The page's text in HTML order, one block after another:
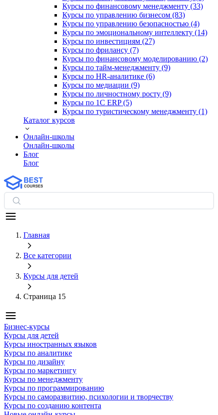
Курсы по финансовому менеджменту (33)
Курсы по управлению бизнесом (83)
Курсы по управлению безопасностью (4)
Курсы по эмоциональному интеллекту (14)
Курсы по инвестициям (27)
Курсы по фрилансу (7)
Курсы по финансовому моделированию (2)
Курсы по тайм-менеджменту (9)
Курсы по HR-аналитике (6)
Курсы по медиации (9)
Курсы по личностному росту (9)
Курсы по 1С ERP (5)
Курсы по туристическому менеджменту (1)
Каталог курсов
Онлайн-школы
Онлайн-школы
Блог
Блог
Главная
Все категории
Курсы для детей
Страница 15
Бизнес-курсы
Курсы для детей
Курсы иностранных языков
Курсы по аналитике
Курсы по дизайну
Курсы по маркетингу
Курсы по менеджменту
Курсы по программированию
Курсы по саморазвитию, психологии и творчеству
Курсы по созданию контента